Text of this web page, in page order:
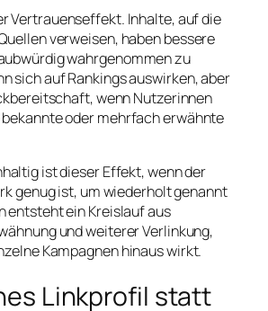
Vertrauenseffekt. Inhalte, auf die
verweisen, haben bessere
wahrgenommen zu
sich auf Rankings auswirken, aber
wenn Nutzerinnen
oder mehrfach erwähnte
ist dieser Effekt, wenn der
genug ist, um wiederholt genannt
entsteht ein Kreislauf aus
und weiterer Verlinkung,
Kampagnen hinaus wirkt.
Linkprofil statt